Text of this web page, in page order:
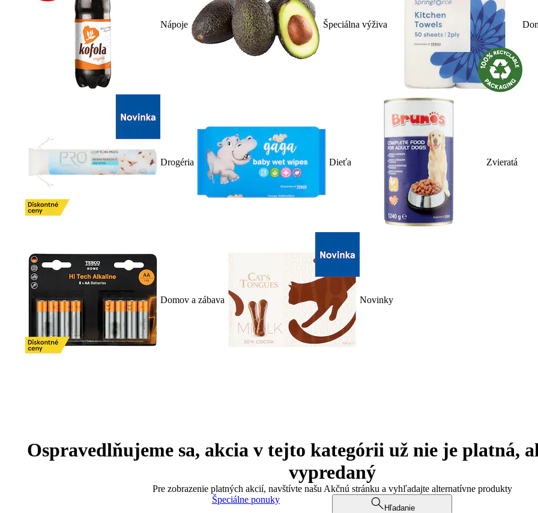
Nápoje Špeciálna výživa
Drogéria Dieťa Zvieratá
Domov a zábava Novinky
Ospravedlňujeme sa, akcia v tejto kategórii už nie je platná,
vypredaný
Pre zobrazenie platných akcií, navštívte našu Akčnú stránku a vyhľadajte alternatívne produkty
Špeciálne ponuky
Hľadanie